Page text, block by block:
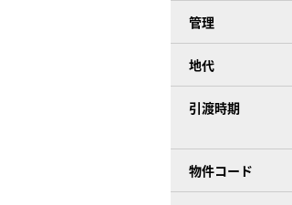
管理
地代
引渡時期
物件コード